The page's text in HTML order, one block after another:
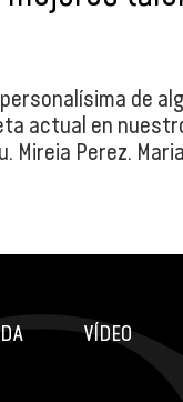
de
actual en
Mireia Perez,
VÍDEO